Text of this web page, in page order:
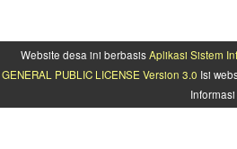
Website desa ini berbasisAplikasi Sistem
GENERAL PUBLIC LICENSE Version 3.0 Isi